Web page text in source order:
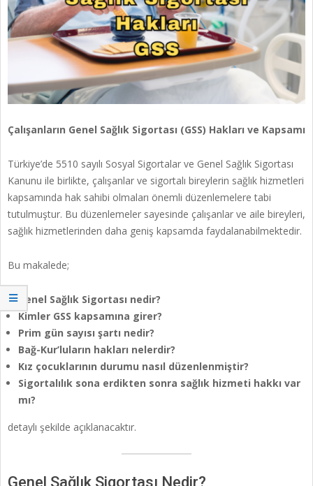
Çalışanların Genel Sağlık Sigortası (GSS) Hakları ve Kapsamı
Türkiye’de 5510 sayılı Sosyal Sigortalar ve Genel Sağlık Sigortası
Kanunu ile birlikte, çalışanlar ve sigortalı bireylerin sağlık hizmetleri
kapsamında hak sahibi olmaları önemli düzenlemelere tabi
tutulmuştur. Bu düzenlemeler sayesinde çalışanlar ve aile bireyleri,
sağlık hizmetlerinden daha geniş kapsamda faydalanabilmektedir.
Bu makalede;
Genel Sağlık Sigortası nedir?
Kimler GSS kapsamına girer?
Prim gün sayısı şartı nedir?
Bağ-Kur’luların hakları nelerdir?
Kız çocuklarının durumu nasıl düzenlenmiştir?
Sigortalılık sona erdikten sonra sağlık hizmeti hakkı var
mı?
detaylı şekilde açıklanacaktır.
Genel Sağlık Sigortası Nedir?